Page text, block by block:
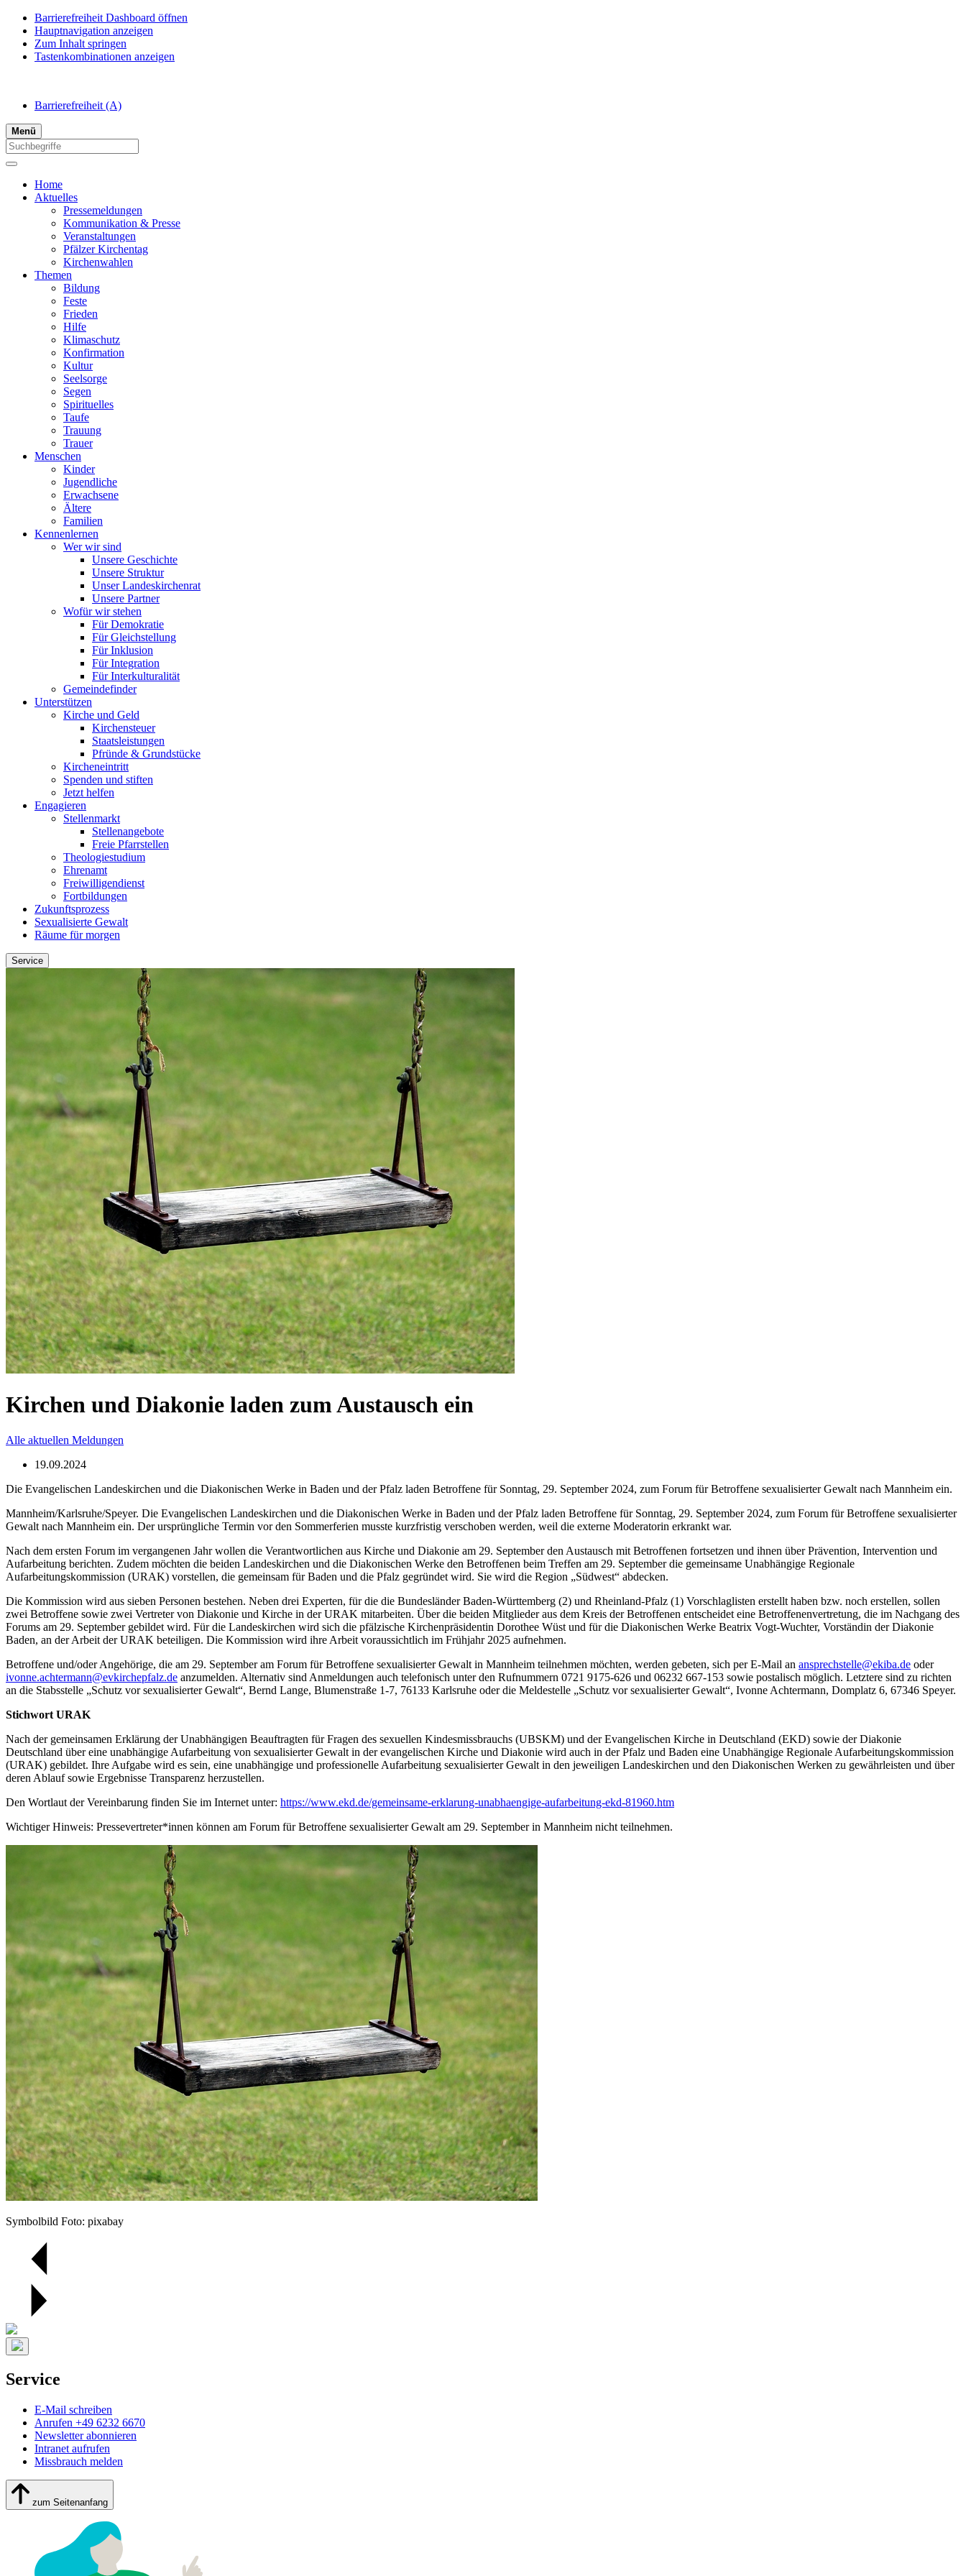
Barrierefreiheit Dashboard öffnen
Hauptnavigation anzeigen
Zum Inhalt springen
Tastenkombinationen anzeigen
Barrierefreiheit (A)
Menü
Home
Aktuelles
Pressemeldungen
Kommunikation & Presse
Veranstaltungen
Pfälzer Kirchentag
Kirchenwahlen
Themen
Bildung
Feste
Frieden
Hilfe
Klimaschutz
Konfirmation
Kultur
Seelsorge
Segen
Spirituelles
Taufe
Trauung
Trauer
Menschen
Kinder
Jugendliche
Erwachsene
Ältere
Familien
Kennenlernen
Wer wir sind
Unsere Geschichte
Unsere Struktur
Unser Landeskirchenrat
Unsere Partner
Wofür wir stehen
Für Demokratie
Für Gleichstellung
Für Inklusion
Für Integration
Für Interkulturalität
Gemeindefinder
Unterstützen
Kirche und Geld
Kirchensteuer
Staatsleistungen
Pfründe & Grundstücke
Kircheneintritt
Spenden und stiften
Jetzt helfen
Engagieren
Stellenmarkt
Stellenangebote
Freie Pfarrstellen
Theologiestudium
Ehrenamt
Freiwilligendienst
Fortbildungen
Zukunftsprozess
Sexualisierte Gewalt
Räume für morgen
Service
Kirchen und Diakonie laden zum Austausch ein
Alle aktuellen Meldungen
19.09.2024
Die Evangelischen Landeskirchen und die Diakonischen Werke in Baden und der Pfalz laden Betroffene für Sonntag, 29. September 2024, zum Forum für Betroffene sexualisierter Gewalt nach Mannheim ein.
Mannheim/Karlsruhe/Speyer. Die Evangelischen Landeskirchen und die Diakonischen Werke in Baden und der Pfalz laden Betroffene für Sonntag, 29. September 2024, zum Forum für Betroffene sexualisierter
Gewalt nach Mannheim ein. Der ursprüngliche Termin vor den Sommerferien musste kurzfristig verschoben werden, weil die externe Moderatorin erkrankt war.
Nach dem ersten Forum im vergangenen Jahr wollen die Verantwortlichen aus Kirche und Diakonie am 29. September den Austausch mit Betroffenen fortsetzen und ihnen über Prävention, Intervention und
Aufarbeitung berichten. Zudem möchten die beiden Landeskirchen und die Diakonischen Werke den Betroffenen beim Treffen am 29. September die gemeinsame Unabhängige Regionale
Aufarbeitungskommission (URAK) vorstellen, die gemeinsam für Baden und die Pfalz gegründet wird. Sie wird die Region „Südwest“ abdecken.
Die Kommission wird aus sieben Personen bestehen. Neben drei Experten, für die die Bundesländer Baden-Württemberg (2) und Rheinland-Pfalz (1) Vorschlaglisten erstellt haben bzw. noch erstellen, sollen
zwei Betroffene sowie zwei Vertreter von Diakonie und Kirche in der URAK mitarbeiten. Über die beiden Mitglieder aus dem Kreis der Betroffenen entscheidet eine Betroffenenvertretung, die im Nachgang des
Forums am 29. September gebildet wird. Für die Landeskirchen wird sich die pfälzische Kirchenpräsidentin Dorothee Wüst und für die Diakonischen Werke Beatrix Vogt-Wuchter, Vorständin der Diakonie
Baden, an der Arbeit der URAK beteiligen. Die Kommission wird ihre Arbeit voraussichtlich im Frühjahr 2025 aufnehmen.
Betroffene und/oder Angehörige, die am 29. September am Forum für Betroffene sexualisierter Gewalt in Mannheim teilnehmen möchten, werden gebeten, sich per E-Mail an ansprechstelle@ekiba.de oder
ivonne.achtermann@evkirchepfalz.de anzumelden. Alternativ sind Anmeldungen auch telefonisch unter den Rufnummern 0721 9175-626 und 06232 667-153 sowie postalisch möglich. Letztere sind zu richten
an die Stabsstelle „Schutz vor sexualisierter Gewalt“, Bernd Lange, Blumenstraße 1-7, 76133 Karlsruhe oder die Meldestelle „Schutz vor sexualisierter Gewalt“, Ivonne Achtermann, Domplatz 6, 67346 Speyer.
Stichwort URAK
Nach der gemeinsamen Erklärung der Unabhängigen Beauftragten für Fragen des sexuellen Kindesmissbrauchs (UBSKM) und der Evangelischen Kirche in Deutschland (EKD) sowie der Diakonie
Deutschland über eine unabhängige Aufarbeitung von sexualisierter Gewalt in der evangelischen Kirche und Diakonie wird auch in der Pfalz und Baden eine Unabhängige Regionale Aufarbeitungskommission
(URAK) gebildet. Ihre Aufgabe wird es sein, eine unabhängige und professionelle Aufarbeitung sexualisierter Gewalt in den jeweiligen Landeskirchen und den Diakonischen Werken zu gewährleisten und über
deren Ablauf sowie Ergebnisse Transparenz herzustellen.
Den Wortlaut der Vereinbarung finden Sie im Internet unter: https://www.ekd.de/gemeinsame-erklarung-unabhaengige-aufarbeitung-ekd-81960.htm
Wichtiger Hinweis: Pressevertreter*innen können am Forum für Betroffene sexualisierter Gewalt am 29. September in Mannheim nicht teilnehmen.
Symbolbild Foto: pixabay
Service
E-Mail schreiben
Anrufen +49 6232 6670
Newsletter abonnieren
Intranet aufrufen
Missbrauch melden
zum Seitenanfang